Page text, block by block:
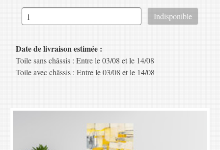
Date de livraison estimée :
Toile sans châssis : Entre le 03/08 et le 14/08
Toile avec châssis : Entre le 03/08 et le 14/08